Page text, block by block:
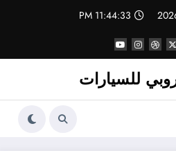
11:44:34 PM
للسيارات